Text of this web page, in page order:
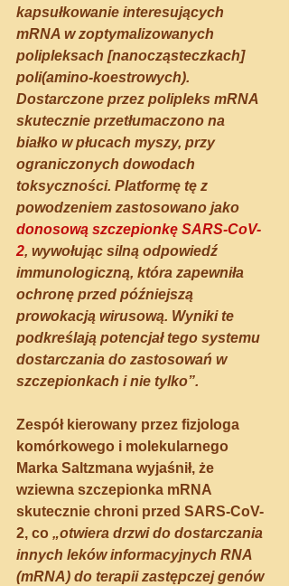
kapsułkowanie interesujących
mRNA w zoptymalizowanych
polipleksach [nanocząsteczkach]
poli(amino-koestrowych).
Dostarczone przez polipleks mRNA
skutecznie przetłumaczono na
białko w płucach myszy, przy
ograniczonych dowodach
toksyczności. Platformę tę z
powodzeniem zastosowano jako
donosową szczepionkę SARS-CoV-
2, wywołując silną odpowiedź
immunologiczną, która zapewniła
ochronę przed późniejszą
prowokacją wirusową. Wyniki te
podkreślają potencjał tego systemu
dostarczania do zastosowań w
szczepionkach i nie tylko”.
Zespół kierowany przez fizjologa
komórkowego i molekularnego
Marka Saltzmana wyjaśnił, że
wziewna szczepionka mRNA
skutecznie chroni przed SARS-CoV-
2, co „otwiera drzwi do dostarczania
innych leków informacyjnych RNA
(mRNA) do terapii zastępczej genów